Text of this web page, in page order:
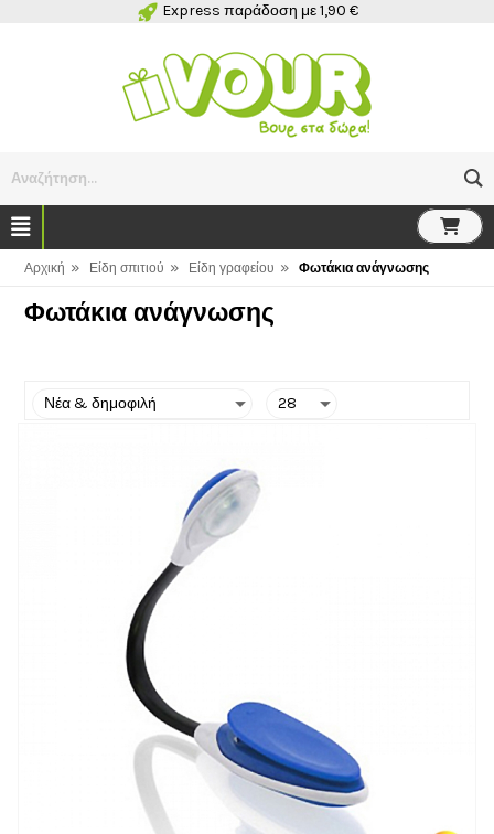
Express παράδοση με 1,90 €
Αναζήτηση...
Αρχική » Είδη σπιτιού » Είδη γραφείου » Φωτάκια ανάγνωσης
Φωτάκια ανάγνωσης